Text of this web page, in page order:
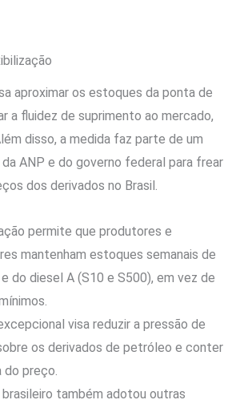
aproximar os estoques da ponta de
a fluidez de suprimento ao mercado,
disso, a medida faz parte de um
ANP e do governo federal para frear
dos derivados no Brasil.
permite que produtores e
mantenham estoques semanais de
do diesel A (S10 e S500), em vez de
visa reduzir a pressão de
os derivados de petróleo e conter
do preço.
brasileiro também adotou outras